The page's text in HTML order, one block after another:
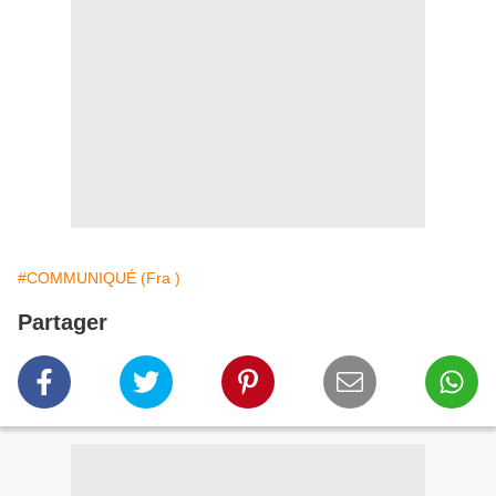
#COMMUNIQUÉ (Fra )
Partager